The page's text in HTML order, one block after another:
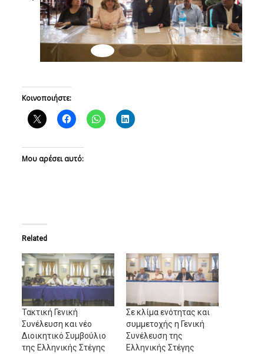
Κοινοποιήστε:
Μου αρέσει αυτό:
Related
Τακτική Γενική
Συνέλευση και νέο
Διοικητικό Συμβούλιο
της Ελληνικής Στέγης
Σε κλίμα ενότητας και
συμμετοχής η Γενική
Συνέλευση της
Ελληνικής Στέγης